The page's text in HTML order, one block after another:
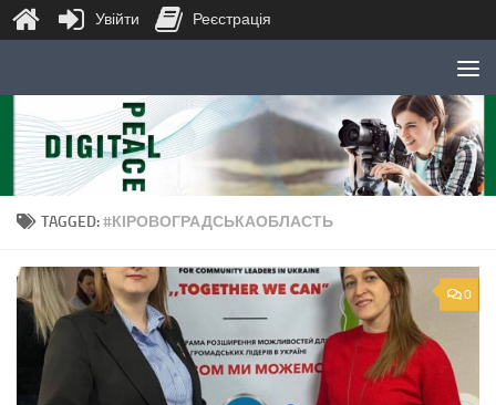
Skip to content
TAGGED:#КІРОВОГРАДСЬКАОБЛАСТЬ
0
Увійти Реєстрація